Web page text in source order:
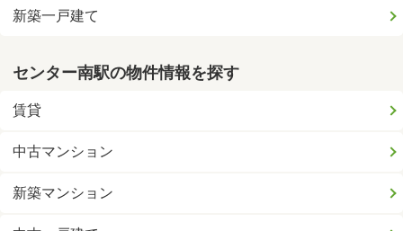
新築一戸建て
センター南駅の物件情報を探す
賃貸
中古マンション
新築マンション